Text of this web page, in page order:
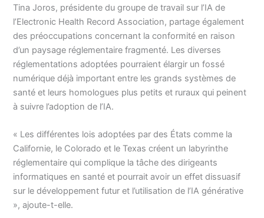
Tina Joros, présidente du groupe de travail sur l’IA de
l’Electronic Health Record Association, partage également
des préoccupations concernant la conformité en raison
d’un paysage réglementaire fragmenté. Les diverses
réglementations adoptées pourraient élargir un fossé
numérique déjà important entre les grands systèmes de
santé et leurs homologues plus petits et ruraux qui peinent
à suivre l’adoption de l’IA.
« Les différentes lois adoptées par des États comme la
Californie, le Colorado et le Texas créent un labyrinthe
réglementaire qui complique la tâche des dirigeants
informatiques en santé et pourrait avoir un effet dissuasif
sur le développement futur et l’utilisation de l’IA générative
», ajoute-t-elle.